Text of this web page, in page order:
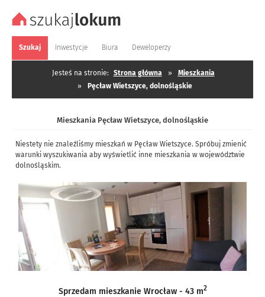
Szukaj Inwestycje Biura Deweloperzy
Jesteś na stronie: Strona główna »
Mieszkania
»
Pęcław Wietszyce, dolnośląskie
Mieszkania Pęcław Wietszyce, dolnośląskie
Niestety nie znaleźliśmy mieszkań w Pęcław Wietszyce. Spróbuj zmienić
warunki wyszukiwania aby wyświetlić inne mieszkania w województwie
dolnośląskim.
Sprzedam mieszkanie Wrocław - 43 m2